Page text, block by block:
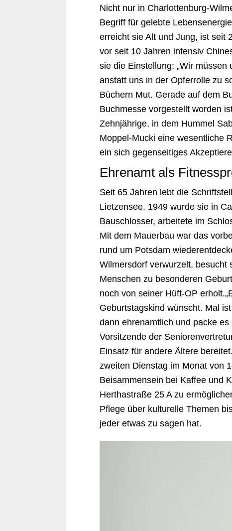
Nicht nur in Charlottenburg-
Begriff für gelebte
erreicht sie Alt und Jung, ist seit
vor seit 10 Jahren intensiv
sie die Einstellung: „Wir
anstatt uns in der Opferrolle zu
Büchern Mut. Gerade auf dem
Buchmesse vorgestellt worden
Zehnjährige, in dem Hummel
Moppel-Mucki eine wesentliche
ein sich gegenseitiges
Ehrenamt als
Seit 65 Jahren lebt die
Lietzensee. 1949 wurde sie in
Bauschlosser, arbeitete im
Mit dem Mauerbau war das
rund um Potsdam
Wilmersdorf verwurzelt, besucht
Menschen zu besonderen
noch von seiner Hüft-OP
Geburtstagskind wünscht. Mal
dann ehrenamtlich und packe
Vorsitzende der
Einsatz für andere Ältere
zweiten Dienstag im Monat von
Beisammensein bei Kaffee und
Herthastraße 25 A zu
Pflege über kulturelle Themen
jeder etwas zu sagen hat.